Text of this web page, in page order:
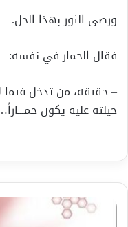
ورضي الثور بهذا الحل.
فقال الحمار في نفسه:
– حقيقة، من تدخل فيما
حيلته عليه يكون
قصة
تعذيب